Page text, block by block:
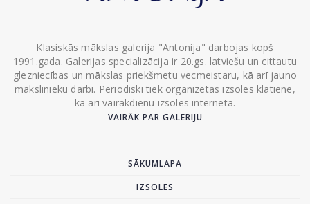
Klasiskās mākslas galerija "Antonija" darbojas kopš
1991.gada. Galerijas specializācija ir 20.gs. latviešu un cittautu
glezniecības un mākslas priekšmetu vecmeistaru, kā arī jauno
mākslinieku darbi. Periodiski tiek organizētas izsoles klātienē,
kā arī vairākdienu izsoles internetā.
VAIRĀK PAR GALERIJU
SĀKUMLAPA
IZSOLES